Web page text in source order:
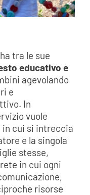
tra le sue
educativo e
agevolando
e
In
vuole
in cui si intreccia
e la singola
stesse,
in cui ogni
risorse